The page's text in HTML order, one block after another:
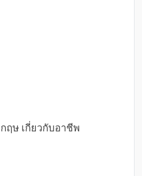
ฤษ เกี่ยวกับอาชีพ